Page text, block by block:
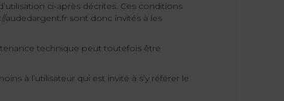
ci-après décrites. Ces conditions
sont donc invités à les
technique peut toutefois être
à l’utilisateur qui est invité à s’y référer le